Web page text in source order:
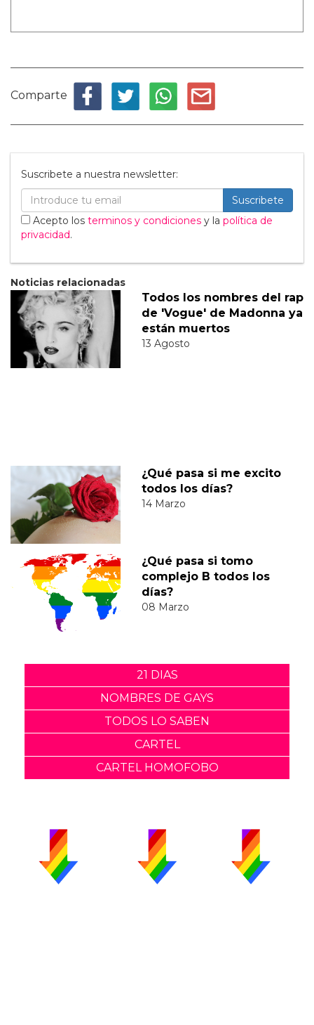
Comparte
Suscribete a nuestra newsletter:
Suscribete
Acepto los terminos y condiciones y la política de
privacidad.
Noticias relacionadas
Todos los nombres del rap
de 'Vogue' de Madonna ya
están muertos
13 Agosto
¿Qué pasa si me excito
todos los días?
14 Marzo
¿Qué pasa si tomo
complejo B todos los
días?
08 Marzo
21 DIAS
NOMBRES DE GAYS
TODOS LO SABEN
CARTEL
CARTEL HOMOFOBO